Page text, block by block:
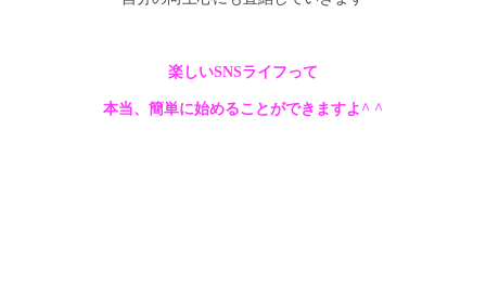
楽しいSNSライフって
本当、簡単に始めることができますよ^ ^